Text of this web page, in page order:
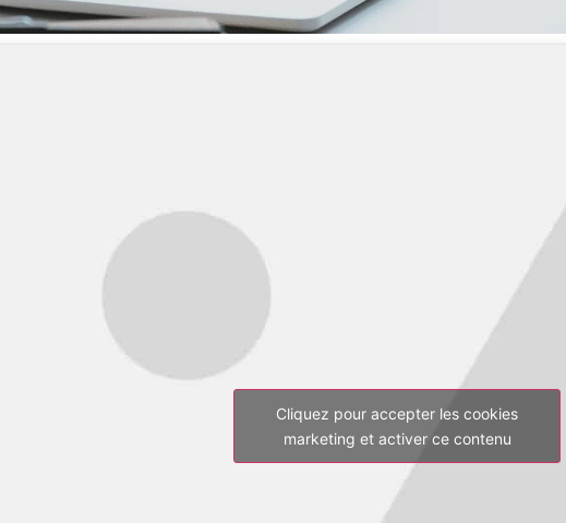
Cliquez pour accepter les cookies
marketing et activer ce contenu